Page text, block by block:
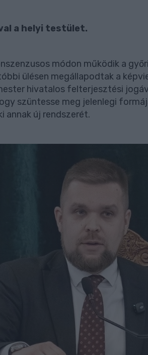
a helyi testület.
módon működik a
ülésen megállapodtak a
hivatalos felterjesztési
szüntesse meg jelenlegi
annak új rendszerét.